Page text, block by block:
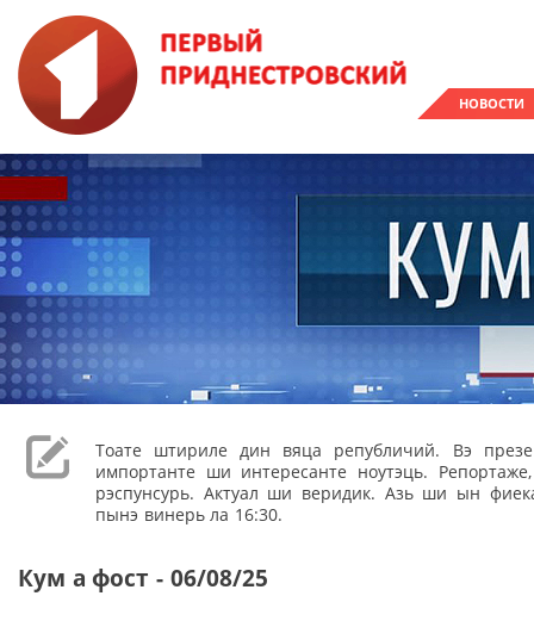
НОВОСТИ
Тоате штириле дин вяца републичий. Вэ
импортанте ши интересанте ноутэць.
рэспунсурь. Актуал ши веридик. Азь ши ын
пынэ винерь ла 16:30.
Кум а фост - 06/08/25